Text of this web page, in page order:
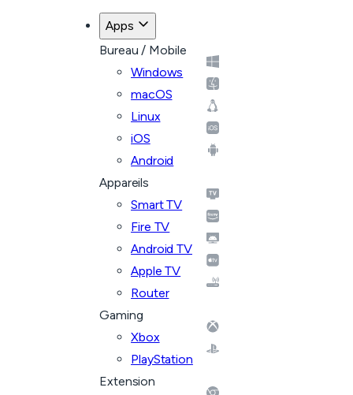
Apps
Bureau / Mobile
Windows
macOS
Linux
iOS
Android
Appareils
Smart TV
Fire TV
Android TV
Apple TV
Router
Gaming
Xbox
PlayStation
Extension